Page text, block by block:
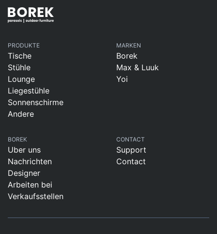
PRODUKTE
Tische
Stühle
Lounge
Liegestühle
Sonnenschirme
Andere
MARKEN
Borek
Max & Luuk
Yoi
BOREK
Uber uns
Nachrichten
Designer
Arbeiten bei
Verkaufsstellen
CONTACT
Support
Contact